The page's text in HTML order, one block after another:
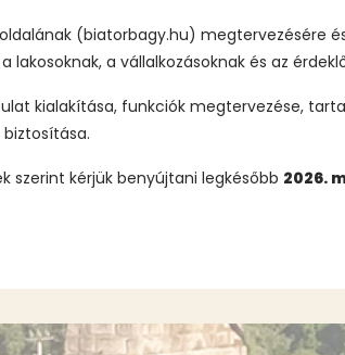
(biatorbagy.hu) megtervezésére
a vállalkozásoknak és az
kialakítása, funkciók megtervezése,
szerint kérjük benyújtani legkésőbb 2026.